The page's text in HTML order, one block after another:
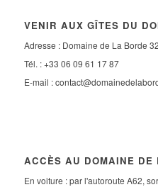
VENIR AUX GÎTES DU
Adresse : Domaine de La Borde
Tél. : +33 06 09 61 17 87
E-mail :
ACCÈS AU DOMAINE DE
En voiture : par l'autoroute A62,